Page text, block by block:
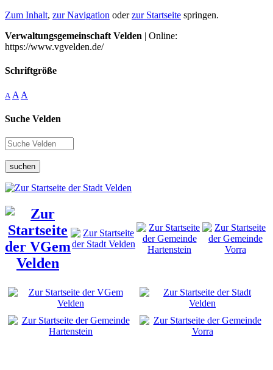
Zum Inhalt, zur Navigation oderzur Startseite springen.
Verwaltungsgemeinschaft Velden | Online:
https://www.vgvelden.de/
Schriftgröße
A A A
Suche Velden
suchen